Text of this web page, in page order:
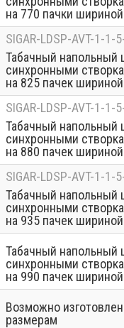
на 770 пачки шириной
SIGAR-LDSP-AVT-1-1-
Табачный напольный
синхронными
на 825 пачек шириной
SIGAR-LDSP-AVT-1-1-
Табачный напольный
синхронными
на 880 пачек шириной
SIGAR-LDSP-AVT-1-1-
Табачный напольный
синхронными
на 935 пачек шириной
Табачный напольный
синхронными
на 990 пачек шириной
Возможно
размерам